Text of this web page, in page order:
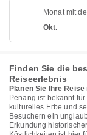
Monat mit
Okt.
Finden Sie die
Reiseerlebnis
Planen Sie Ihre
Penang ist bekannt
kulturelles Erbe und
Besuchern ein
Erkundung